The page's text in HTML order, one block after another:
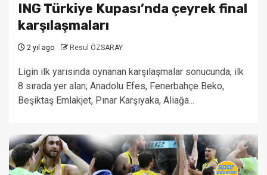
ING Türkiye Kupası’nda çeyrek final
karşılaşmaları
2 yıl ago Resul ÖZSARAY
Ligin ilk yarısında oynanan karşılaşmalar sonucunda, ilk
8 sırada yer alan; Anadolu Efes, Fenerbahçe Beko,
Beşiktaş Emlakjet, Pınar Karşıyaka, Aliağa...